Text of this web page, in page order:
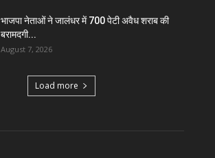
भाजपा नेताओं ने जालंधर में 700 पेटी अवैध शराब की
बरामदगी...
August 7, 2026
Load more